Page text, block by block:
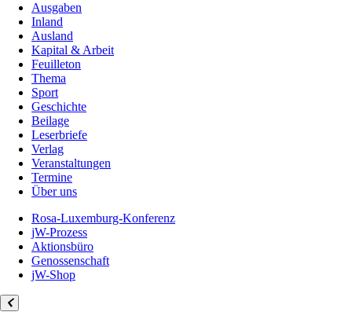
Ausgaben
Inland
Ausland
Kapital & Arbeit
Feuilleton
Thema
Sport
Geschichte
Beilage
Leserbriefe
Verlag
Veranstaltungen
Termine
Über uns
Rosa-Luxemburg-Konferenz
jW-Prozess
Aktionsbüro
Genossenschaft
jW-Shop